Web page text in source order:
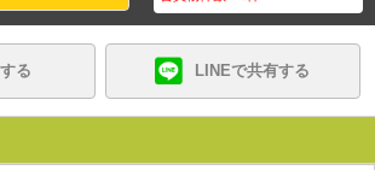
る LINEで共有する